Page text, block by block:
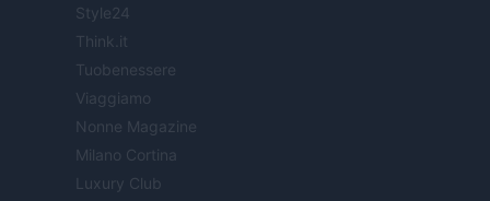
Style24
Think.it
Tuobenessere
Viaggiamo
Nonne Magazine
Milano Cortina
Luxury Club